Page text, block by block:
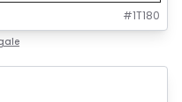
#1T180